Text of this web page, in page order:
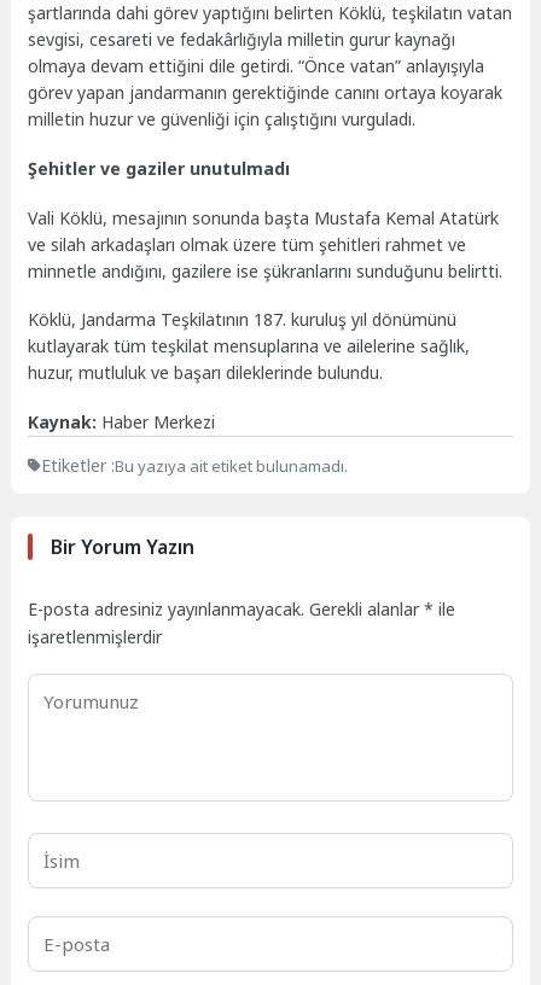
şartlarında dahi görev yaptığını belirten Köklü, teşkilatın vatan
sevgisi, cesareti ve fedakârlığıyla milletin gurur kaynağı
olmaya devam ettiğini dile getirdi. “Önce vatan” anlayışıyla
görev yapan jandarmanın gerektiğinde canını ortaya koyarak
milletin huzur ve güvenliği için çalıştığını vurguladı.
Şehitler ve gaziler unutulmadı
Vali Köklü, mesajının sonunda başta Mustafa Kemal Atatürk
ve silah arkadaşları olmak üzere tüm şehitleri rahmet ve
minnetle andığını, gazilere ise şükranlarını sunduğunu belirtti.
Köklü, Jandarma Teşkilatının 187. kuruluş yıl dönümünü
kutlayarak tüm teşkilat mensuplarına ve ailelerine sağlık,
huzur, mutluluk ve başarı dileklerinde bulundu.
Kaynak: Haber Merkezi
Etiketler :Bu yazıya ait etiket bulunamadı.
Bir Yorum Yazın
E-posta adresiniz yayınlanmayacak. Gerekli alanlar* ile
işaretlenmişlerdir